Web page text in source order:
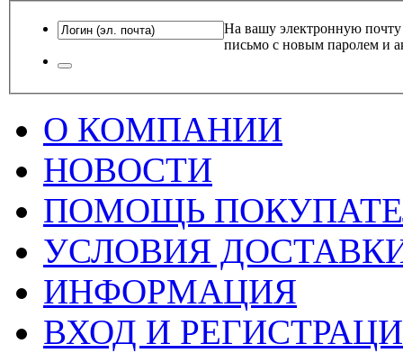
На вашу электронную почту
письмо с новым паролем и
О КОМПАНИИ
НОВОСТИ
ПОМОЩЬ
УСЛОВИЯ
ИНФОРМАЦИЯ
ВХОД И